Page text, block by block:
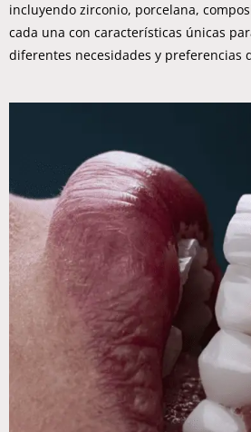
incluyendo zirconio, porcelana,
cada una con características únicas
diferentes necesidades y preferencias